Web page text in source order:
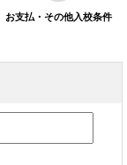
お支払・その他入校条件